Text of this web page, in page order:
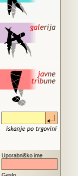
Uporabniško ime